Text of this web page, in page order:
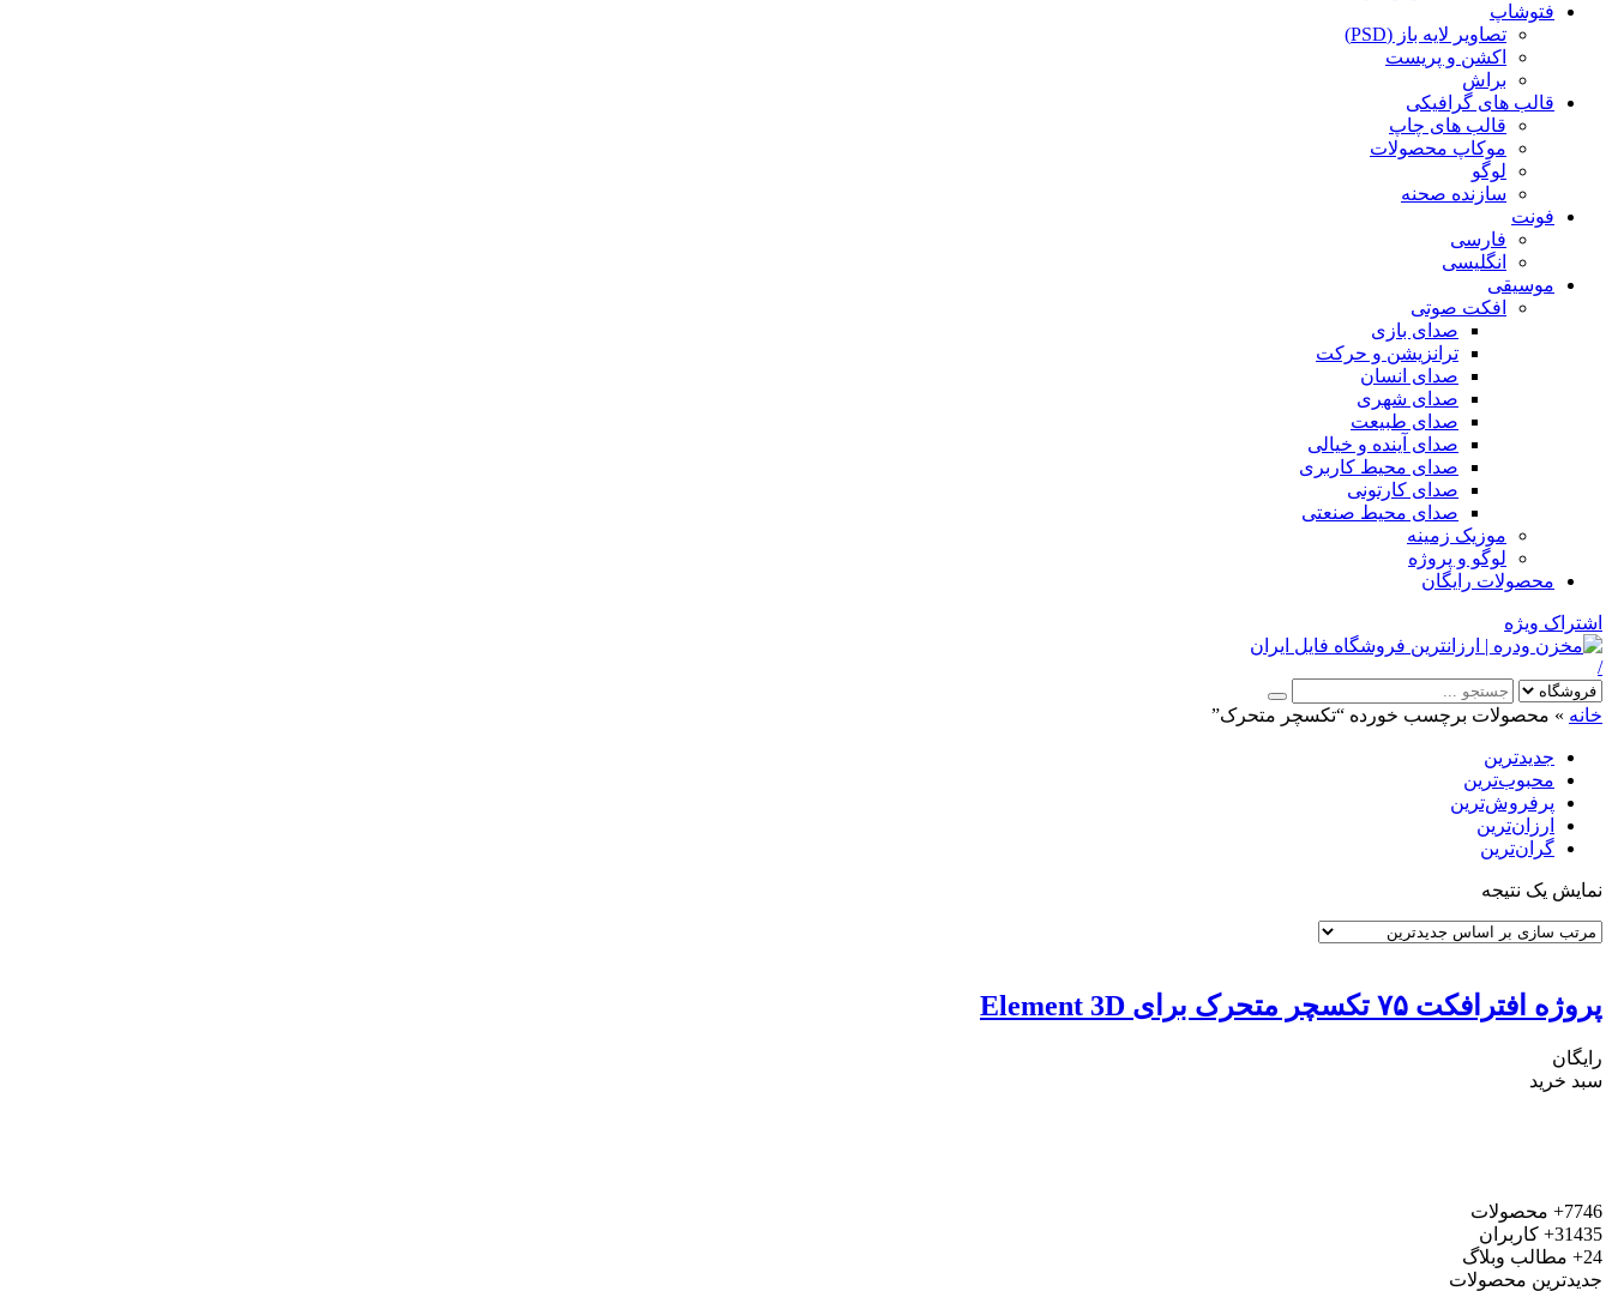
فتوشاپ
تصاویر لایه باز (PSD)
اکشن و پریست
براش
قالب های گرافیکی
قالب های چاپ
موکاپ محصولات
لوگو
سازنده صحنه
فونت
فارسی
انگلیسی
موسیقی
افکت صوتی
صدای بازی
ترانزیشن و حرکت
صدای انسان
صدای شهری
صدای طبیعت
صدای آینده و خیالی
صدای محیط کاربری
صدای کارتونی
صدای محیط صنعتی
موزیک زمینه
لوگو و پروژه
محصولات رایگان
اشتراک ویژه
/
خانه » محصولات برچسب خورده “تکسچر متحرک”
جدیدترین
محبوب‌ترین
پرفروش‌ترین
ارزان‌ترین
گران‌ترین
نمایش یک نتیجه
پروژه افترافکت ۷۵ تکسچر متحرک برای Element 3D
رایگان
سبد خرید
7746+
محصولات
31435+
کاربران
24+
مطالب وبلاگ
جدیدترین محصولات